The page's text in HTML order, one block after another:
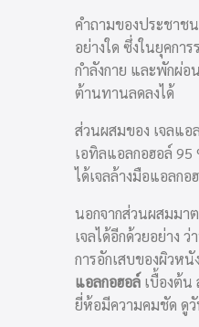
คำถามของประชาช
อย่างใด ซึ่งในยุคก
กำลังกาย และพักผ่อ
ต้านทานลดลงได้
ส่วนผสมของ เจลแอ
เอทิลแอลกอฮอล์ 95
ได้เจลล้างมือแอลก
นอกจากส่วนผสมมา
เจลได้อีกด้วยอย่าง
การอักเสบของผิวห
แอลกอฮอล์ เบื้องต้น
ยี่ห้อมีความคมชัด ดู